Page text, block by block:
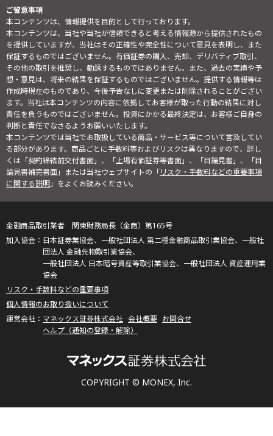
ご留意事項
本コンテンツは、情報提供を目的として行っております。
本コンテンツは、当社や当社が信頼できると考える情報源から提供されたもの
を提供していますが、当社はその正確性や完全性について意見を表明し、また
保証するものではございません。有価証券の購入、売却、デリバティブ取引、
その他の取引を推奨し、勧誘するものではありません。また、過去の実績や予
想・意見は、将来の結果を保証するものではございません。提供する情報等は
作成時現在のものであり、今後予告なしに変更または削除されることがござい
ます。当社は本コンテンツの内容に依拠してお客様が取った行動の結果に対し
責任を負うものではございません。投資にかかる最終決定は、お客様ご自身の
判断と責任でなさるようお願いいたします。
本コンテンツでは当社でお取扱している商品・サービス等について言及してい
る部分があります。商品ごとに手数料等およびリスクは異なりますので、詳し
くは「契約締結前交付書面」、「上場有価証券等書面」、「目論見書」、「目
論見書補完書面」または当社ウェブサイトの「リスク・手数料などの重要事項
に関する説明」をよくお読みください。
COPYRIGHT © MONEX, Inc.
金融商品取引業者 関東財務局長（金商）第165号
日本証券業協会、一般社団法人 第二種金融商品取引業協会、一般社
団法人 金融先物取引業協会、
一般社団法人 日本暗号資産等取引業協会、一般社団法人 資産運用業
協会
リスク・手数料などの重要事項
個人情報のお取り扱いについて
マネックス証券株式会社 会社概要 お問合せ
ヘルプ（通知の登録・解除）